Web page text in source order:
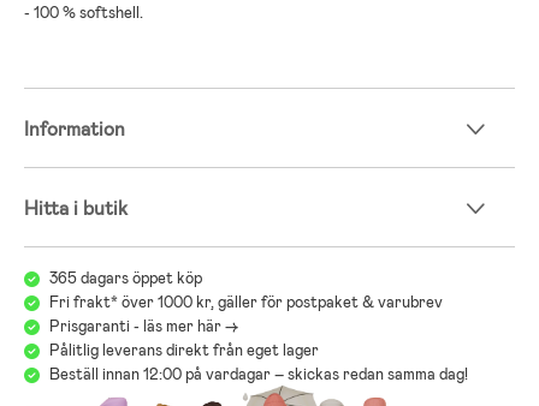
- 100 % softshell.
Information
Hitta i butik
365 dagars öppet köp
Fri frakt* över 1000 kr, gäller för postpaket & varubrev
Prisgaranti - läs mer här ->
Pålitlig leverans direkt från eget lager
Beställ innan 12:00 på vardagar – skickas redan samma dag!